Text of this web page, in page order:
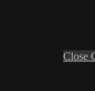
Close